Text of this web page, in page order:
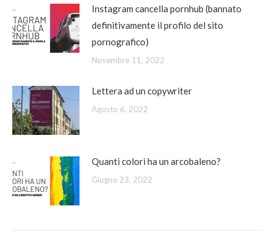
Instagram cancella pornhub (bannato
definitivamente il profilo del sito
pornografico)
Novembre 11, 2022
Lettera ad un copywriter
Agosto 6, 2022
Quanti colori ha un arcobaleno?
Giugno 23, 2022